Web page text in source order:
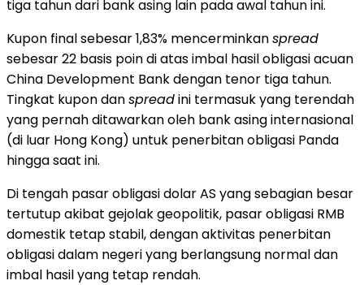
tiga tahun dari bank asing lain pada awal tahun ini.
Kupon final sebesar 1,83% mencerminkanspread
sebesar 22 basis poin di atas imbal hasil obligasi acuan
China Development Bank dengan tenor tiga tahun.
Tingkat kupon danspreadini termasuk yang terendah
yang pernah ditawarkan oleh bank asing internasional
(di luar Hong Kong) untuk penerbitan obligasi Panda
hingga saat ini.
Di tengah pasar obligasi dolar AS yang sebagian besar
tertutup akibat gejolak geopolitik, pasar obligasi RMB
domestik tetap stabil, dengan aktivitas penerbitan
obligasi dalam negeri yang berlangsung normal dan
imbal hasil yang tetap rendah.